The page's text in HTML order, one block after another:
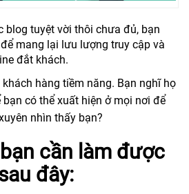
blog tuyệt vời thôi chưa đủ, bạn
mang lại lưu lượng truy cập và
đắt khách.
hàng tiềm năng. Bạn nghĩ họ
có thể xuất hiện ở mọi nơi để
nhìn thấy bạn?
cần làm được
đây: